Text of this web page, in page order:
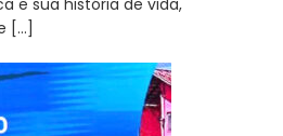
e sua história de vida,
[…]